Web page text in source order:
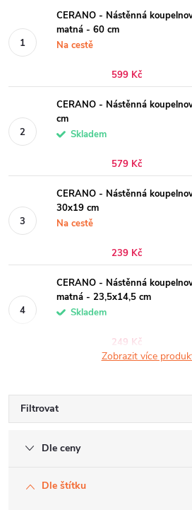
CERANO - Nástěnná
matná - 60 cm
Na cestě
599 Kč
CERANO - Nástěnná
cm
Skladem
579 Kč
CERANO - Nástěnná
30x19 cm
Na cestě
239 Kč
CERANO - Nástěnná
matná - 23,5x14,5 cm
Skladem
249 Kč
Zobrazit více
Filtrovat
Dle ceny
Dle štítku